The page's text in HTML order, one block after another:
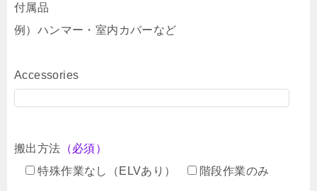
付属品
例）ハンマー・室内カバーなど
Accessories
搬出方法 （必須）
特殊作業なし（ELVあり）
階段作業のみ